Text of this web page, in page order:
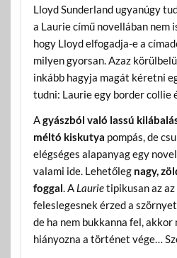
Lloyd Sunderland ugyanúgy
a Laurie című novellában nem
hogy Lloyd elfogadja-e a
milyen gyorsan. Azaz
inkább hagyja magát kéretni
tudni: Laurie egy border collie
Agyászból való lassú
méltó kiskutya pompás, de
elégséges alapanyag egy
valami ide. Lehetőleg nagy,
foggal. A Laurietipikusan az az
feleslegesnek érzed a
de ha nem bukkanna fel, akkor
hiányozna a történet vége…